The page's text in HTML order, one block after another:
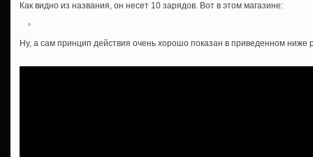
Как видно из названия, он несет 10 зарядов. Вот в этом магазине:
Ну, а сам принцип действия очень хорошо показан в приведенном ниже